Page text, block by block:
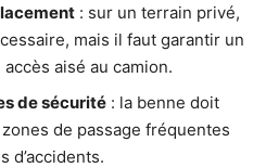
: sur un terrain privé,
mais il faut garantir un
aisé au camion.
de sécurité : la benne doit
de passage fréquentes
d’accidents.